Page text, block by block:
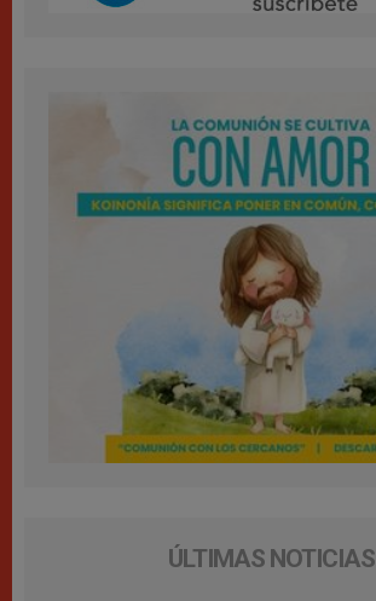
ÚLTIMAS NOTICIAS